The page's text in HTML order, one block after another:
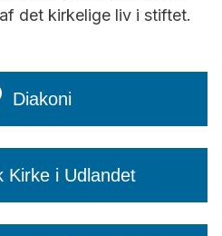
det kirkelige liv i stiftet.
Diakoni
Kirke i Udlandet